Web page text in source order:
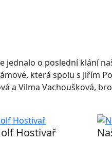
jednalo o poslední klání
která spolu s Jiřím
a Vilma Vachoušková,
Hostivař